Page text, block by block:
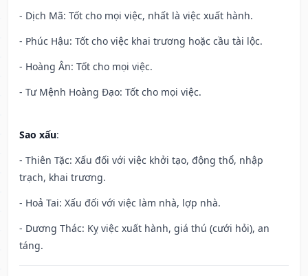
- Dịch Mã: Tốt cho mọi việc, nhất là việc xuất hành.
- Phúc Hậu: Tốt cho việc khai trương hoặc cầu tài lộc.
- Hoàng Ân: Tốt cho mọi việc.
- Tư Mệnh Hoàng Đạo: Tốt cho mọi việc.
Sao xấu:
- Thiên Tặc: Xấu đối với việc khởi tạo, động thổ, nhập
trạch, khai trương.
- Hoả Tai: Xấu đối với việc làm nhà, lợp nhà.
- Dương Thác: Kỵ việc xuất hành, giá thú (cưới hỏi), an
táng.